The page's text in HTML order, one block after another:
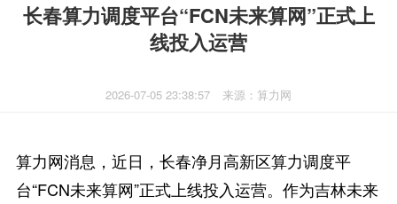
长春算力调度平台“FCN未来算网”正式上
线投入运营
2026-07-05 23:38:57 来源：算力网
算力网消息，近日，长春净月高新区算力调度平
台“FCN未来算网”正式上线投入运营。作为吉林未来